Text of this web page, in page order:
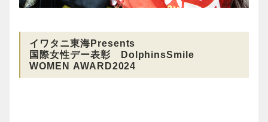
イワタニ東海Presents
国際女性デー表彰 DolphinsSmile
WOMEN AWARD2024